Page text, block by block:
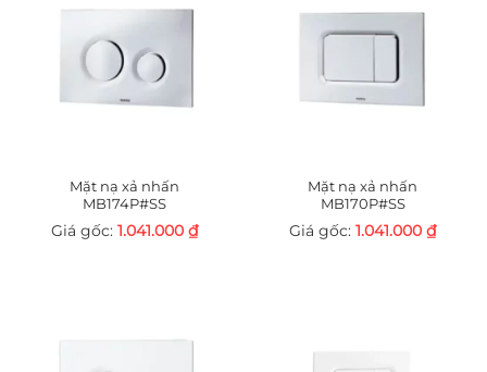
Mặt nạ xả nhấn
MB174P#SS
1.041.000 ₫
Mặt nạ xả nhấn
MB170P#SS
1.041.000 ₫